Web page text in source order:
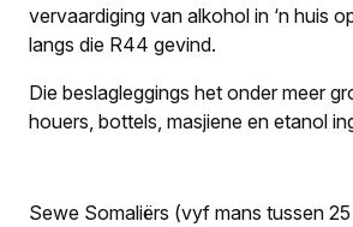
vervaardiging van alkohol in ‘n huis
langs die R44 gevind.
Die beslagleggings het onder meer
houers, bottels, masjiene en etanol
Sewe Somaliërs (vyf mans tussen